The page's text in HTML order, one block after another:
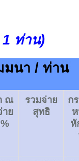
ท่าน)
มนา / ท่าน
ณ
ย
รวมจ่าย
สุทธิ
ก
หั